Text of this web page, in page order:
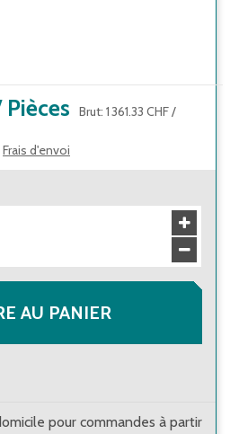
et options de
Pièces Brut: 1 361.33 CHF/
Frais d'envoi
AU PANIER
pour commandes à partir